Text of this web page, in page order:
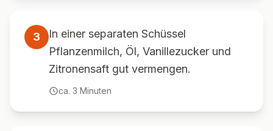
3
In einer separaten Schüssel
Pflanzenmilch, Öl, Vanillezucker und
Zitronensaft gut vermengen.
ca. 3 Minuten